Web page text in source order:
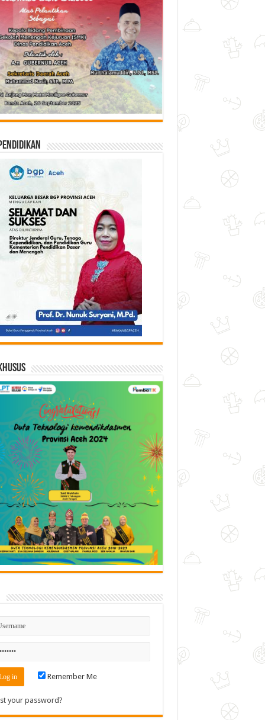
Remember Me
your password?